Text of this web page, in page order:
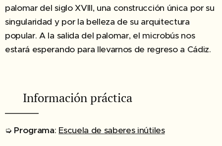
palomar del siglo XVIII, una construcción única por su
singularidad y por la belleza de su arquitectura
popular. A la salida del palomar, el microbús nos
estará esperando para llevarnos de regreso a Cádiz.
✔︎ Información práctica
➭ Programa: Escuela de saberes inútiles